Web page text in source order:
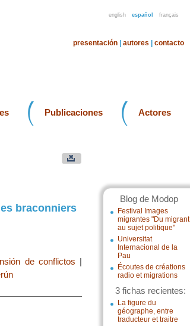
english español français
presentación autores contacto
Publicaciones Actores
Blog de Modop
Festival Images
migrantes "Du migrant
au sujet politique"
Universitat
Internacional de la
Pau
Écoutes de créations
radio et migrations
3 fichas recientes:
La figure du
géographe, entre
traducteur et traitre
braconniers
de conflictos |